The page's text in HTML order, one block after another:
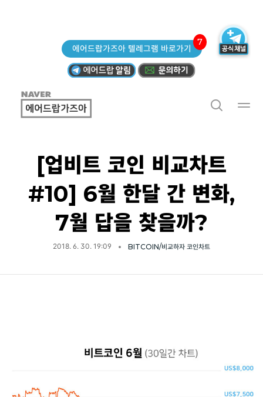
에어드랍가즈아 텔레그램 바로가기
7
[업비트 코인 비교차트
#10] 6월 한달 간 변화,
7월 답을 찾을까?
2018. 6. 30. 19:09 BITCOIN/비교하자 코인차트